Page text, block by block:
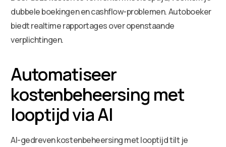
dubbele boekingen en cashflow-problemen. Autoboeker
biedt realtime rapportages over openstaande
verplichtingen.
Automatiseer
kostenbeheersing met
looptijd via AI
AI-gedreven kostenbeheersing met looptijd tilt je